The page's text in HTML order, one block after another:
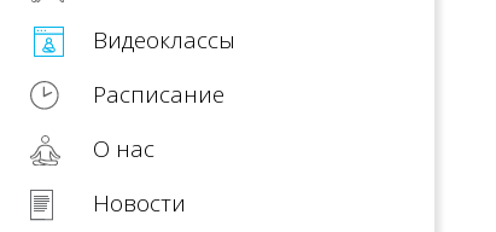
Видеоклассы
Расписание
О нас
Новости